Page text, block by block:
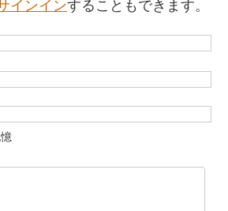
インインすることもできます。